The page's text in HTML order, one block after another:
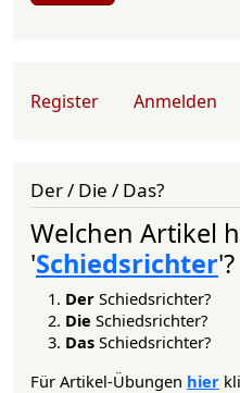
User account menu
Register Anmelden
Der / Die / Das?
Welchen Artikel
'Schiedsrichter'?
Der Schiedsrichter?
Die Schiedsrichter?
Das Schiedsrichter?
Für Artikel-Übungen hier